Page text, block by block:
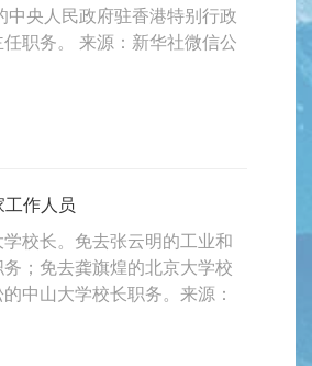
中央人民政府驻香港特别行政
职务。 来源：新华社微信公
工作人员
校长。免去张云明的工业和
；免去龚旗煌的北京大学校
中山大学校长职务。来源：